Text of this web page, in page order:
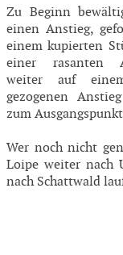
Zu Beginn
einen Anstieg,
einem kupierten
einer rasanten
weiter auf
gezogenen
zum
Wer noch nicht
Loipe weiter nach
nach Schattwald